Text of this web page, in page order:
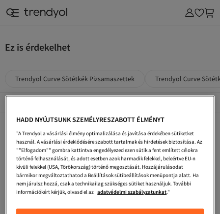
Ez is érdekelhet
Trendyol Curve Sötétkék Pizsamaszettek Trendyol Curve
Trendyol Curve Sötétkék Plus Size Melegítő Szettek Türkizkék Férfi Pizsamaszettek
Zöld Férfi Plus Size Pizsamaszettek
Trendyol Collection Szürke Plus Size Pizsamaszettek
Trend Alaçatı Stili Sötétkék Pizsamaszettek
Zöld Plus Size Pizsamaszettek
Trendyol Collection Női Plus Size Pizsamaszettek
Szürke Férfi Plus Size Pizsamaszettek
Trendyol Collection Ekrü Plus Size Pizsamaszettek
Trendyol Collection Zöld Plus Size Pizsamaszettek
HADD NYÚJTSUNK SZEMÉLYRESZABOTT ÉLMÉNYT
"A Trendyol a vásárlási élmény optimalizálása és javítása érdekében sütiketket
használ. A vásárlási érdeklődésére szabott tartalmak és hirdetések biztosítása. Az
""Elfogadom"" gombra kattintva engedélyezed ezen sütik a fent említett célokra
történő felhasználását, és adott esetben azok harmadik felekkel, beleértve EU-n
kívüli felekkel (USA, Törökország) történő megosztását. Hozzájárulásodat
bármikor megváltoztathatod a Beállítások sütibeállítások menüpontja alatt. Ha
nem járulsz hozzá, csak a technikailag szükséges sütiket használjuk. További
információkért kérjük, olvasd el az adatvédelmi szabályzatunkat."